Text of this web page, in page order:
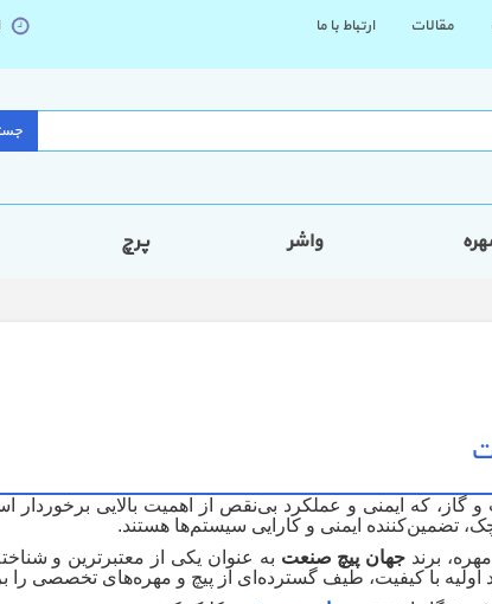
مقالات ارتباط با ما
واشر پرچ
گاز، که ایمنی و عملکرد بی‌نقص از اهمیت بالایی
تضمین‌کننده ایمنی و کارایی سیستم‌ها هستند.
برند جهان پیچ صنعت به عنوان یکی از معتبرترین و
اولیه با کیفیت، طیف گسترده‌ای از پیچ و مهره‌های تخصصی